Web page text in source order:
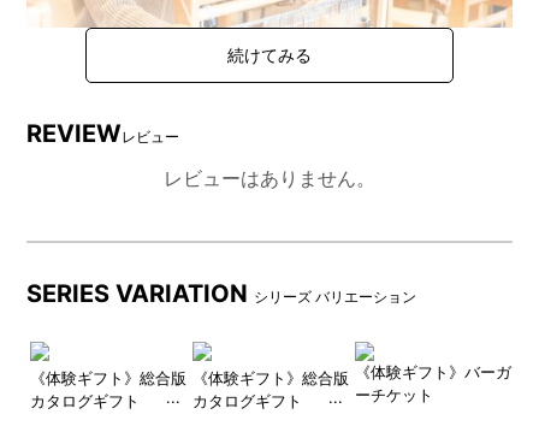
ものと向き合い、自分と対話する時間
かなかった自分のクセや美意識を発見できるかもしれません。
REVIEWレビュー
レビューはありません。
SERIES VARIATION シリーズ バリエーション
《体験ギフト》総合版
カタログギフト
《体験ギフト》総合版
カタログギフト
《体験ギフト》バーガ
ーチケット